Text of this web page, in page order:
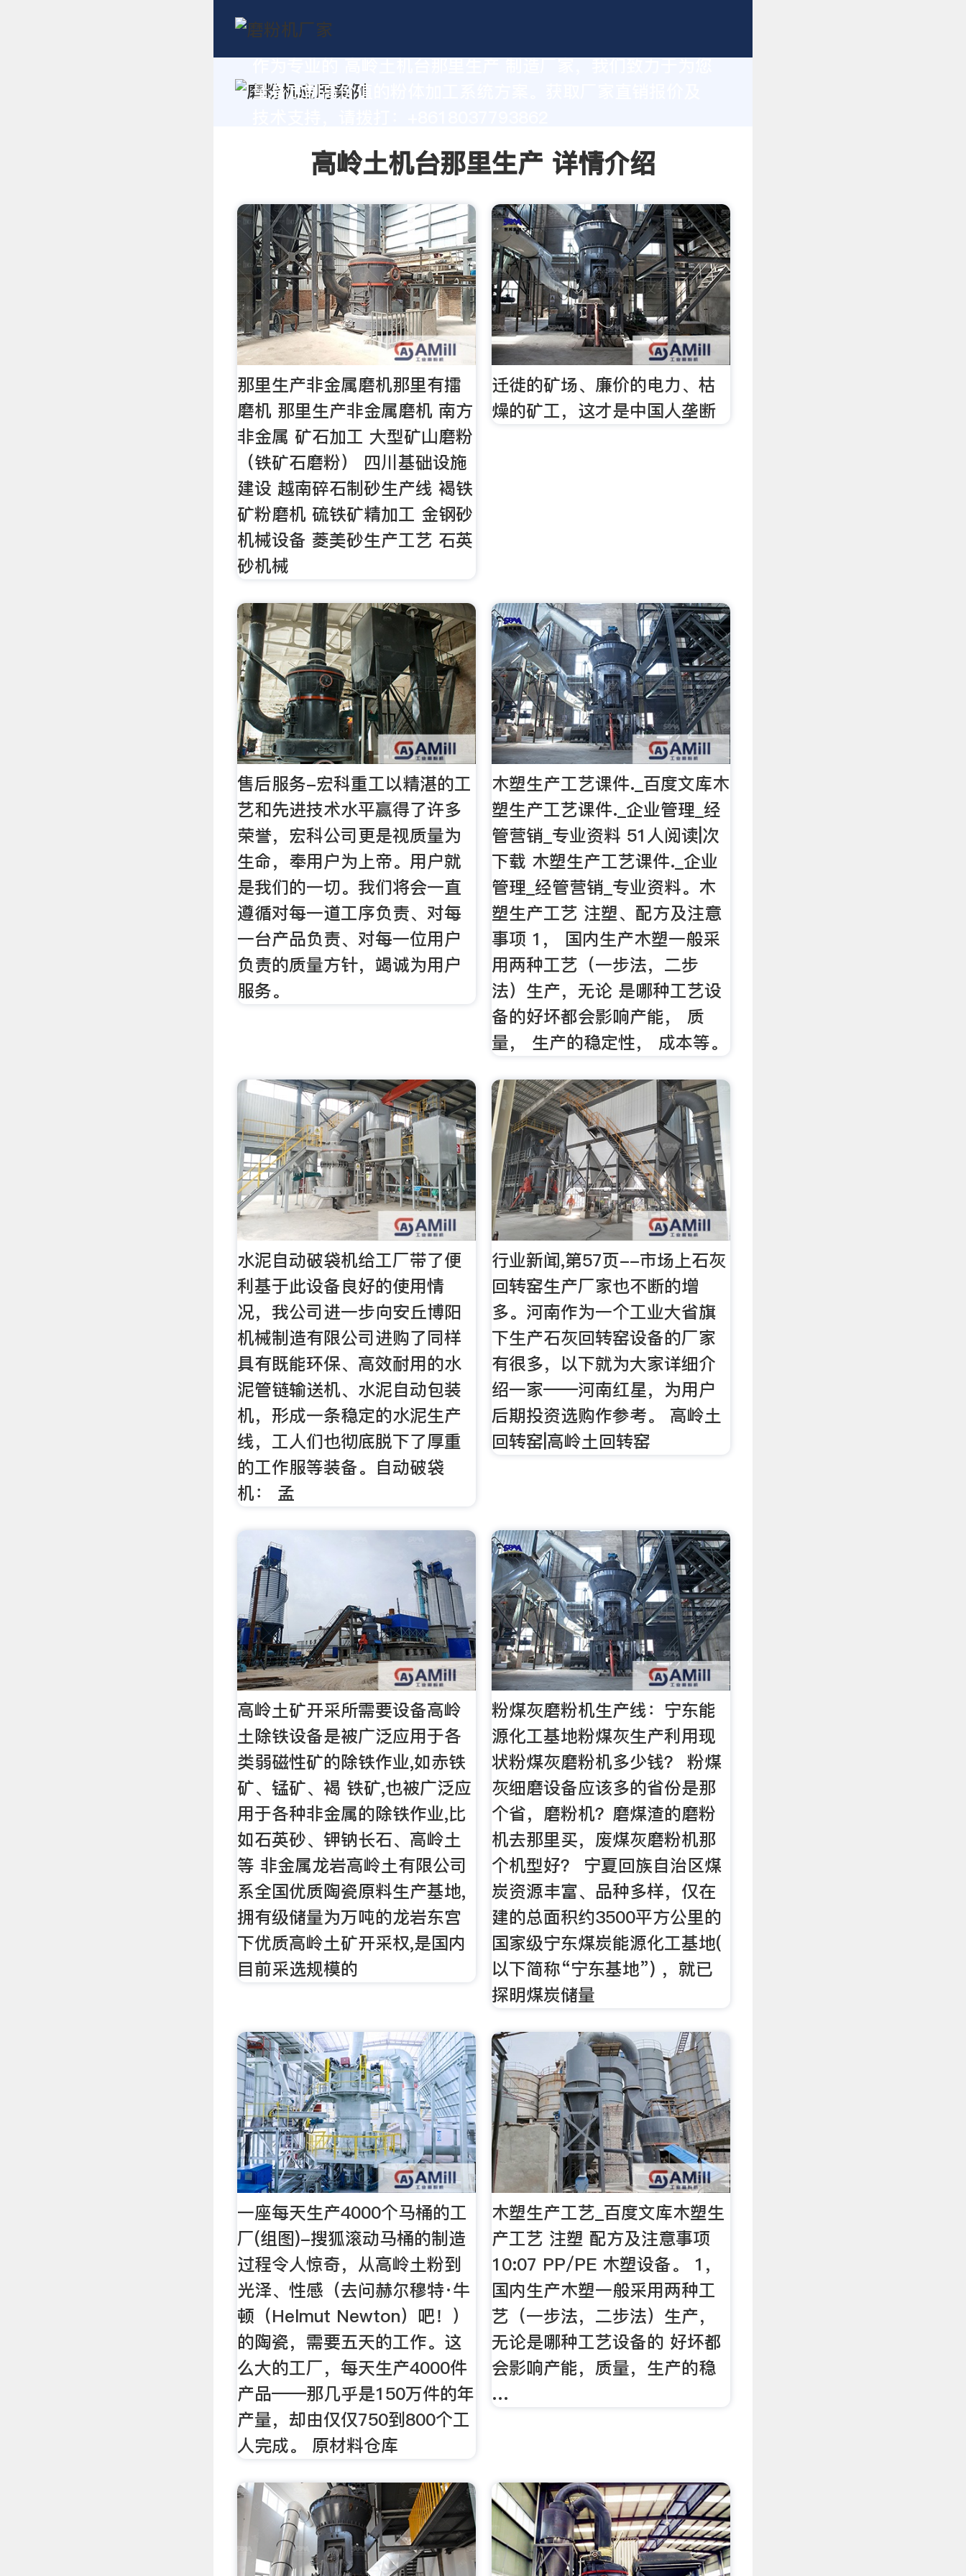
量身定制高价值的粉体加工系统方案。获取厂家直销报价及
高岭土机台那里生产 详情介绍
那里生产非金属磨机那里有擂
磨机 那里生产非金属磨机 南方
非金属 矿石加工 大型矿山磨粉
（铁矿石磨粉） 四川基础设施
建设 越南碎石制砂生产线 褐铁
矿粉磨机 硫铁矿精加工 金钢砂
机械设备 菱美砂生产工艺 石英
砂机械
迁徙的矿场、廉价的电力、枯
燥的矿工，这才是中国人垄断
售后服务-宏科重工以精湛的工
艺和先进技术水平赢得了许多
荣誉，宏科公司更是视质量为
生命，奉用户为上帝。用户就
是我们的一切。我们将会一直
遵循对每一道工序负责、对每
一台产品负责、对每一位用户
负责的质量方针，竭诚为用户
服务。
木塑生产工艺课件._百度文库木
塑生产工艺课件._企业管理_经
管营销_专业资料 51人阅读|次
下载 木塑生产工艺课件._企业
管理_经管营销_专业资料。木
塑生产工艺 注塑、配方及注意
事项 1， 国内生产木塑一般采
用两种工艺（一步法，二步
法）生产，无论 是哪种工艺设
备的好坏都会影响产能， 质
量， 生产的稳定性， 成本等。
水泥自动破袋机给工厂带了便
利基于此设备良好的使用情
况，我公司进一步向安丘博阳
机械制造有限公司进购了同样
具有既能环保、高效耐用的水
泥管链输送机、水泥自动包装
机，形成一条稳定的水泥生产
线，工人们也彻底脱下了厚重
的工作服等装备。自动破袋
机： 孟
行业新闻,第57页--市场上石灰
回转窑生产厂家也不断的增
多。河南作为一个工业大省旗
下生产石灰回转窑设备的厂家
有很多，以下就为大家详细介
绍一家——河南红星，为用户
后期投资选购作参考。 高岭土
回转窑|高岭土回转窑
高岭土矿开采所需要设备高岭
土除铁设备是被广泛应用于各
类弱磁性矿的除铁作业,如赤铁
矿、锰矿、褐 铁矿,也被广泛应
用于各种非金属的除铁作业,比
如石英砂、钾钠长石、高岭土
等 非金属龙岩高岭土有限公司
系全国优质陶瓷原料生产基地,
拥有级储量为万吨的龙岩东宫
下优质高岭土矿开采权,是国内
目前采选规模的
粉煤灰磨粉机生产线：宁东能
源化工基地粉煤灰生产利用现
状粉煤灰磨粉机多少钱？ 粉煤
灰细磨设备应该多的省份是那
个省，磨粉机？磨煤渣的磨粉
机去那里买，废煤灰磨粉机那
个机型好？ 宁夏回族自治区煤
炭资源丰富、品种多样，仅在
建的总面积约3500平方公里的
国家级宁东煤炭能源化工基地(
以下简称“宁东基地”) ，就已
探明煤炭储量
一座每天生产4000个马桶的工
厂(组图)-搜狐滚动马桶的制造
过程令人惊奇，从高岭土粉到
光泽、性感（去问赫尔穆特·牛
顿（Helmut Newton）吧！）
的陶瓷，需要五天的工作。这
么大的工厂，每天生产4000件
产品——那几乎是150万件的年
产量，却由仅仅750到800个工
人完成。 原材料仓库
木塑生产工艺_百度文库木塑生
产工艺 注塑 配方及注意事项
10:07 PP/PE 木塑设备。 1，
国内生产木塑一般采用两种工
艺（一步法，二步法）生产，
无论是哪种工艺设备的 好坏都
会影响产能，质量，生产的稳
…